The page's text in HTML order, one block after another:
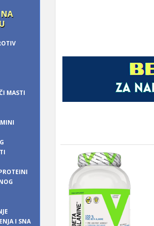
MASTI
I SNA